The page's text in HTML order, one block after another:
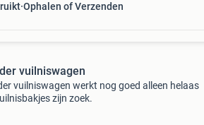
Ophalen of Verzenden
vuilniswagen
vuilniswagen werkt nog goed alleen helaas
zijn zoek.